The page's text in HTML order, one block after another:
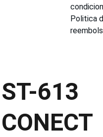
Politica
ST-613
CONECT